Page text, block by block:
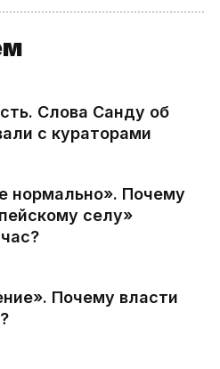
Слова Санду об
с кураторами
нормально». Почему
селу»
Почему власти